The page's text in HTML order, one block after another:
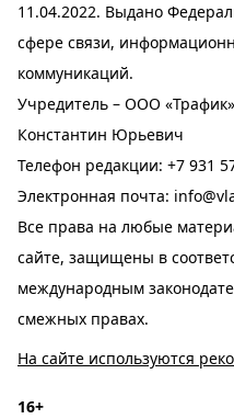
11.04.2022. Выдано
сфере связи,
коммуникаций.
Учредитель – ООО
Константин Юрьевич
Телефон редакции: +7 931
Электронная почта:
Все права на любые
сайте, защищены в
международным
смежных правах.
На сайте используются
16+